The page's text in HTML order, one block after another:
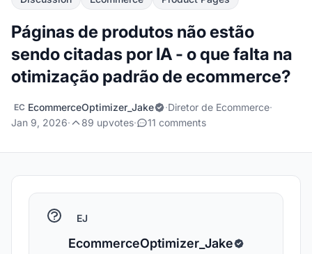
Páginas de produtos não estão
sendo citadas por IA - o que falta na
otimização padrão de ecommerce?
EC EcommerceOptimizer_Jake ·Diretor de Ecommerce·
Jan 9, 2026· 89 upvotes· 11 comments
EJ
EcommerceOptimizer_Jake